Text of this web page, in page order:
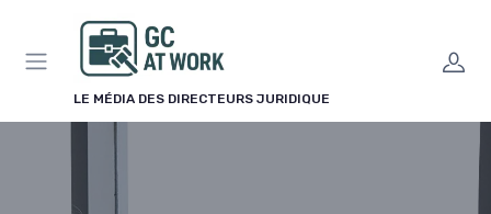
LE MÉDIA DES DIRECTEURS JURIDIQUE